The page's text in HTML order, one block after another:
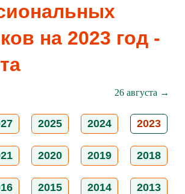
на 2023 год -
26 августа →
2025 2024 2023
2020 2019 2018
2015 2014 2013